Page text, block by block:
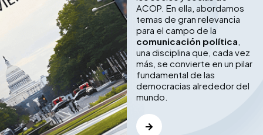
ACOP. En ella, abordamos
temas de gran relevancia
para el campo de la
comunicación política
una disciplina que, cada vez
más, se convierte en un pilar
fundamental de las
democracias alrededor del
mundo.